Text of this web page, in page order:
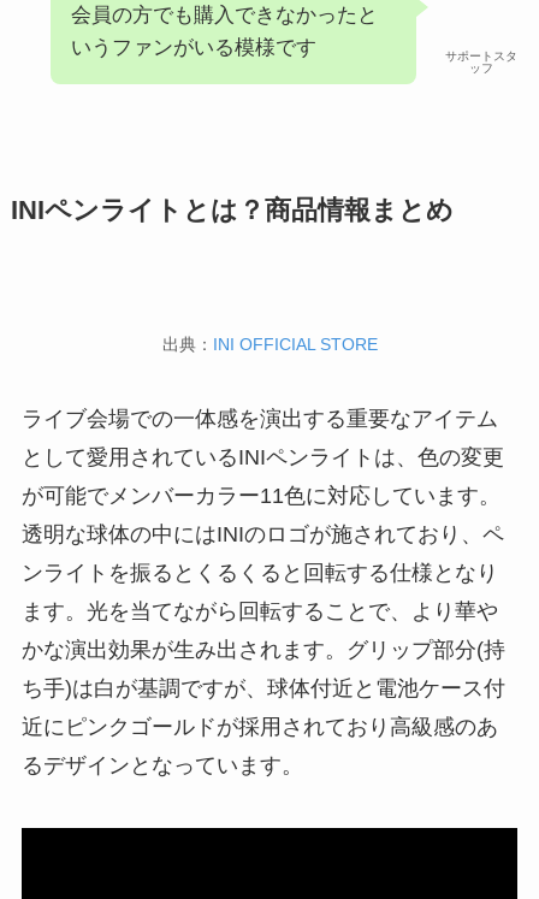
サポートスタ
ッフ
会員の方でも購入できなかったと
いうファンがいる模様です
INIペンライトとは？商品情報まとめ
出典： INI OFFICIAL STORE
ライブ会場での一体感を演出する重要なアイテム
として愛用されているINIペンライトは、色の変更
が可能でメンバーカラー11色に対応しています。
透明な球体の中にはINIのロゴが施されており、ペ
ンライトを振るとくるくると回転する仕様となり
ます。光を当てながら回転することで、より華や
かな演出効果が生み出されます。グリップ部分(持
ち手)は白が基調ですが、球体付近と電池ケース付
近にピンクゴールドが採用されており高級感のあ
るデザインとなっています。